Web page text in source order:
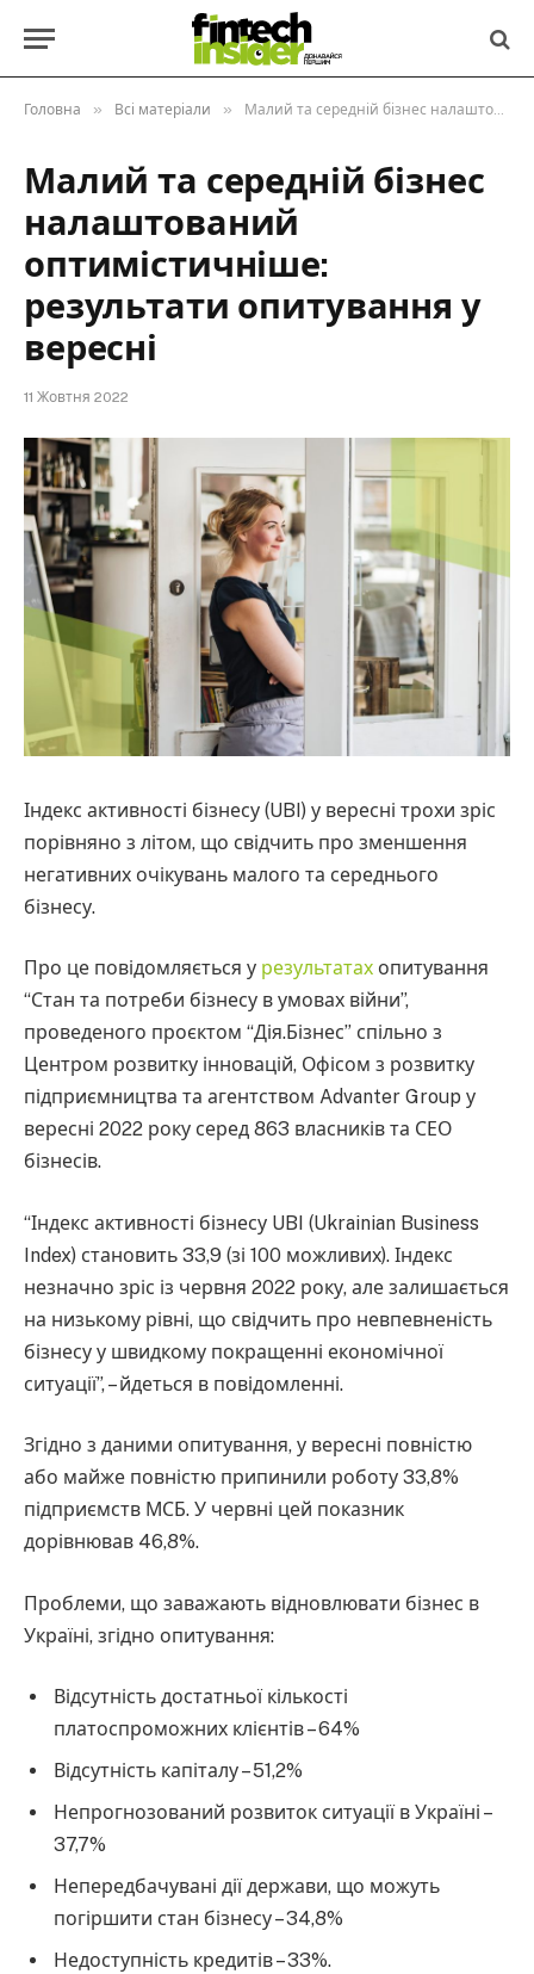
Головна » Всі матеріали » Малий та середній бізнес налаштований оптимістичніше: результати опитування у вересні
Малий та середній бізнес
налаштований
оптимістичніше:
результати опитування у
вересні
11 Жовтня 2022
Індекс активності бізнесу (UBI) у вересні трохи зріс
порівняно з літом, що свідчить про зменшення
негативних очікувань малого та середнього
бізнесу.
Про це повідомляється у результатах опитування
“Стан та потреби бізнесу в умовах війни”,
проведеного проєктом “Дія.Бізнес” спільно з
Центром розвитку інновацій, Офісом з розвитку
підприємництва та агентством Advanter Group у
вересні 2022 року серед 863 власників та СЕО
бізнесів.
“Індекс активності бізнесу UBI (Ukrainian Business
Index) становить 33,9 (зі 100 можливих). Індекс
незначно зріс із червня 2022 року, але залишається
на низькому рівні, що свідчить про невпевненість
бізнесу у швидкому покращенні економічної
ситуації”, – йдеться в повідомленні.
Згідно з даними опитування, у вересні повністю
або майже повністю припинили роботу 33,8%
підприємств МСБ. У червні цей показник
дорівнював 46,8%.
Проблеми, що заважають відновлювати бізнес в
Україні, згідно опитування:
Відсутність достатньої кількості
платоспроможних клієнтів – 64%
Відсутність капіталу – 51,2%
Непрогнозований розвиток ситуації в Україні –
37,7%
Непередбачувані дії держави, що можуть
погіршити стан бізнесу – 34,8%
Недоступність кредитів – 33%.